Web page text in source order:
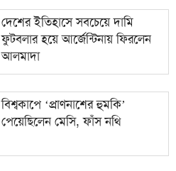
দেশের ইতিহাসে সবচেয়ে দামি
ফুটবলার হয়ে আর্জেন্টিনায় ফিরলেন
আলমাদা
বিশ্বকাপে ‘প্রাণনাশের হুমকি’
পেয়েছিলেন মেসি, ফাঁস নথি